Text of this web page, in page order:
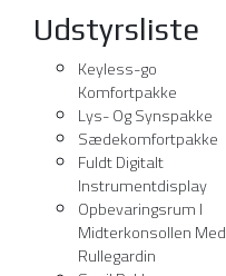
Udstyrsliste
Keyless-go
Komfortpakke
Lys- Og Synspakke
Sædekomfortpakke
Fuldt Digitalt
Instrumentdisplay
Opbevaringsrum I
Midterkonsollen Med
Rullegardin